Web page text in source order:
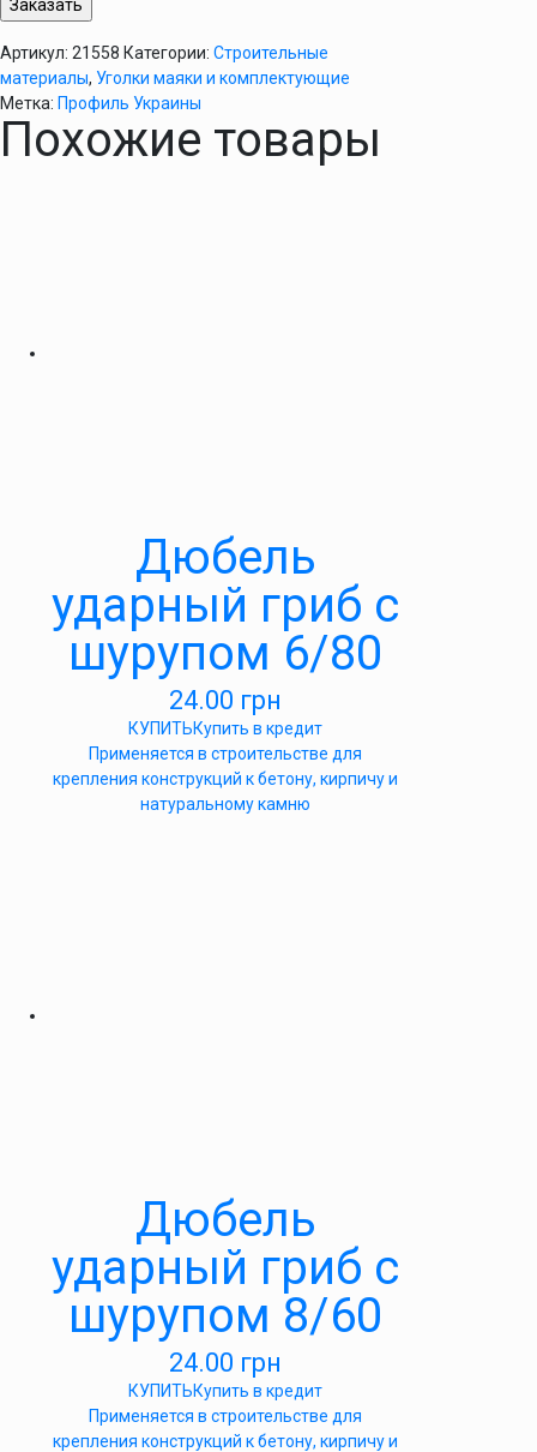
Артикул: 21558 Категории: Строительные
материалы, Уголки маяки и комплектующие
Метка: Профиль Украины
Похожие товары
Дюбель
ударный гриб с
шурупом 6/80
24.00 грн
КУПИТЬКупить в кредит
Применяется в строительстве для
крепления конструкций к бетону, кирпичу и
натуральному камню
Дюбель
ударный гриб с
шурупом 8/60
24.00 грн
КУПИТЬКупить в кредит
Применяется в строительстве для
крепления конструкций к бетону, кирпичу и